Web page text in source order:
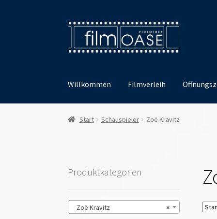
Zur
Navigation
springen
Zum
Inhalt
springen
Willkommen Filmverleih
Start Schauspieler Zoë Kravitz
Produktkategorien
×
Zoë Kravitz